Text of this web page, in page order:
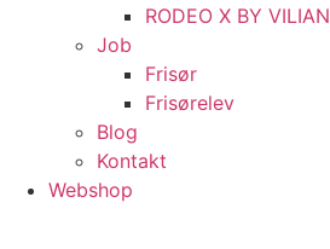
RODEO X BY VILIAN
Job
Frisør
Frisørelev
Blog
Kontakt
Webshop